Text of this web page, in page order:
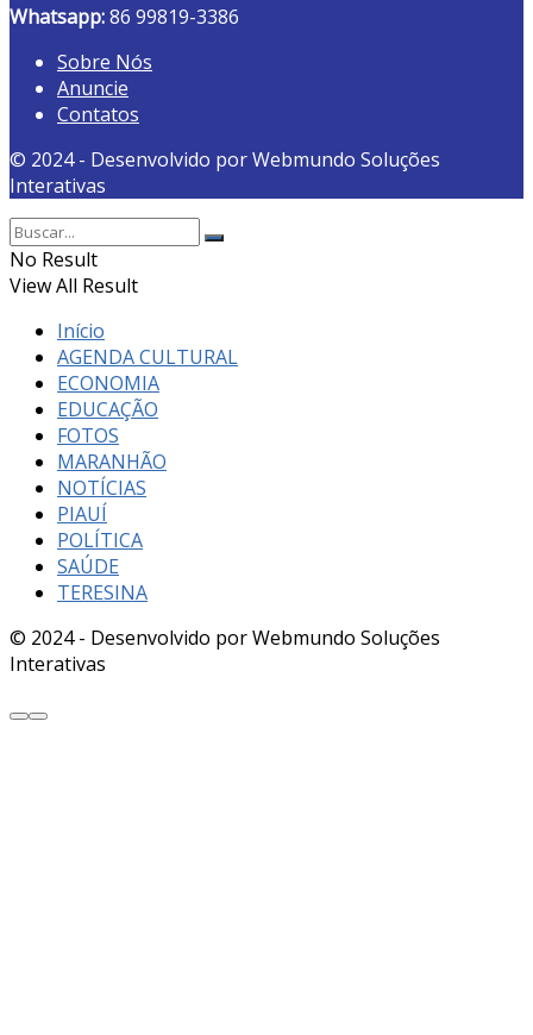
Whatsapp:86 99819-3386
Sobre Nós
Anuncie
Contatos
© 2024 - Desenvolvido por Webmundo Soluções
Interativas
No Result
View All Result
Início
AGENDA CULTURAL
ECONOMIA
EDUCAÇÃO
FOTOS
MARANHÃO
NOTÍCIAS
PIAUÍ
POLÍTICA
SAÚDE
TERESINA
© 2024 - Desenvolvido por Webmundo Soluções
Interativas